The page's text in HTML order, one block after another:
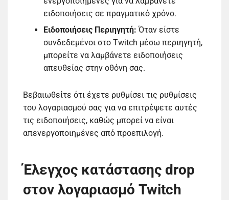
ειδοποιήσεις σε πραγματικό χρόνο.
Ειδοποιήσεις Περιηγητή: Όταν είστε
συνδεδεμένοι στο Twitch μέσω περιηγητή,
μπορείτε να λαμβάνετε ειδοποιήσεις
απευθείας στην οθόνη σας.
Βεβαιωθείτε ότι έχετε ρυθμίσει τις ρυθμίσεις
του λογαριασμού σας για να επιτρέψετε αυτές
τις ειδοποιήσεις, καθώς μπορεί να είναι
απενεργοποιημένες από προεπιλογή.
Έλεγχος κατάστασης drop
στον λογαριασμό Twitch